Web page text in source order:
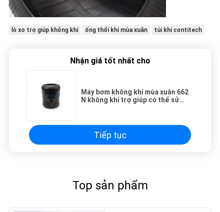
lò xo trợ giúp không khí ống thổi khí mùa xuân túi khí contitech
Nhận giá tốt nhất cho
Máy bơm không khí mùa xuân 662
N không khí trợ giúp có thể sử
Tiếp tục
Top sản phẩm